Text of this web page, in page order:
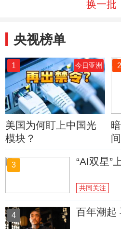
换一批
央视榜单
1 今日亚洲
美国为何盯上中国光
模块？
2
3 “AI双星”
共同关注
4 百年潮起